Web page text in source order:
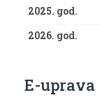
2025. god.
2026. god.
E-uprava